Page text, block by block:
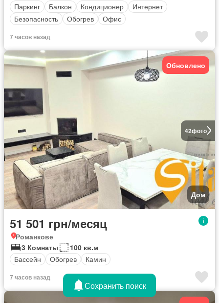
Паркинг
Балкон Кондиционер
Интернет
Безопасность
Обогрев Офис
7 часов назад
42фото
Обновлено
Дом
51 501 грн/месяц
Романкове
3 Комнаты
100 кв.м
Бассейн
Обогрев Камин
7 часов назад
Сохранить поиск